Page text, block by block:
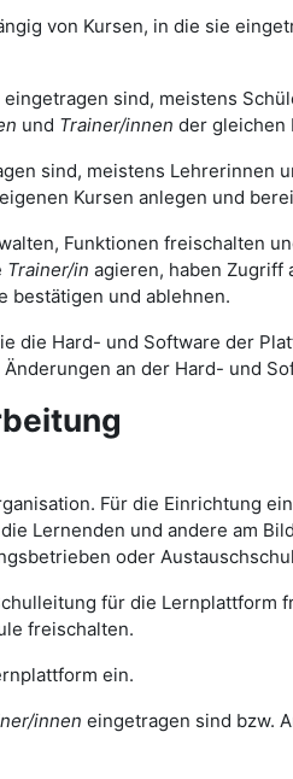
von Kursen, in die sie
eingetragen sind, meistens
und Trainer/innen der gleichen
sind, meistens Lehrerinnen
Kursen anlegen und
Funktionen freischalten
Trainer/in agieren, haben Zugriff
bestätigen und ablehnen.
die Hard- und Software der
an der Hard- und
Für die Einrichtung
Lernenden und andere am
oder
für die
freischalten.
ein.
innen eingetragen sind bzw.